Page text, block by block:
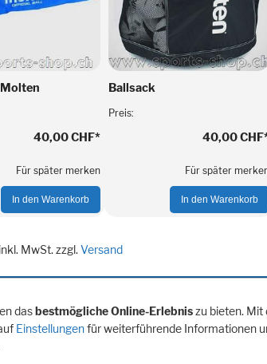
40,00 CHF*
Für später merken
In den Warenkorb
Ballsack
Preis:
40,00 CHF
Für später
In den Warenkorb
MwSt. zzgl.Versand
dasbestmögliche Online-Erlebniszu bieten.
Einstellungenfür weiterführende Informationen